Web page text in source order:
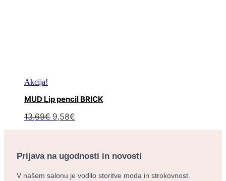
Akcija!
MUD Lip pencil BRICK
13,69€ 9,58€
Prijava na ugodnosti in novosti
V našem salonu je vodilo storitve moda in strokovnost.